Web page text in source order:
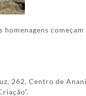
262, Centro de